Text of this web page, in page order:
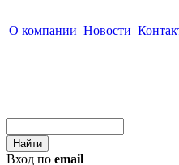
О компании Новости
Вход по email